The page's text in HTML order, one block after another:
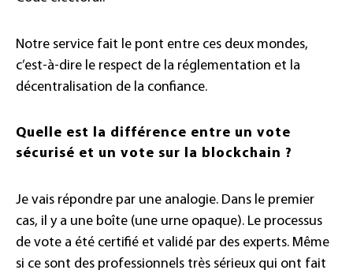
Notre service fait le pont entre ces deux mondes,
c’est-à-dire le respect de la réglementation et la
décentralisation de la confiance.
Quelle est la différence entre un vote
sécurisé et un vote sur la blockchain ?
Je vais répondre par une analogie. Dans le premier
cas, il y a une boîte (une urne opaque). Le processus
de vote a été certifié et validé par des experts. Même
si ce sont des professionnels très sérieux qui ont fait